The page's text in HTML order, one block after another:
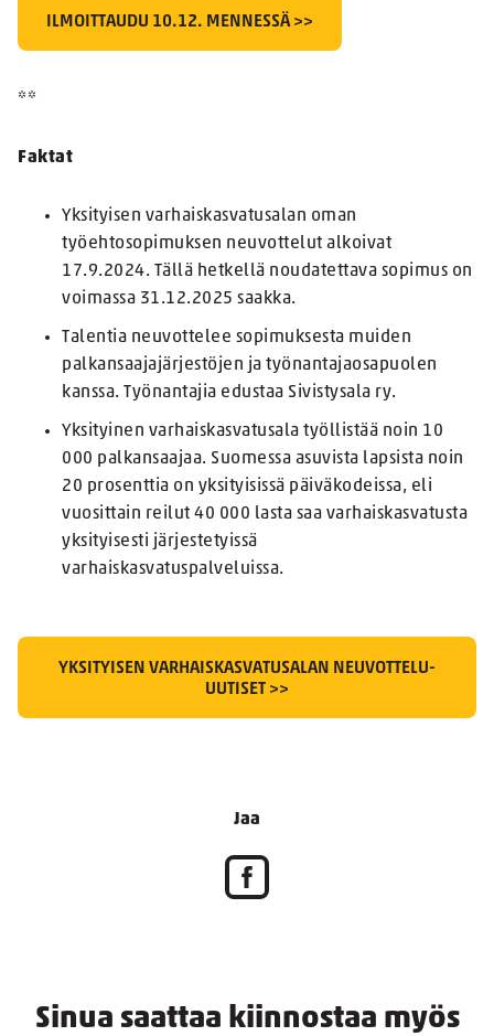
ILMOITTAUDU 10.12. MENNESSÄ >>
**
Faktat
Yksityisen varhaiskasvatusalan oman
työehtosopimuksen neuvottelut alkoivat
17.9.2024. Tällä hetkellä noudatettava sopimus on
voimassa 31.12.2025 saakka.
Talentia neuvottelee sopimuksesta muiden
palkansaajajärjestöjen ja työnantajaosapuolen
kanssa. Työnantajia edustaa Sivistysala ry.
Yksityinen varhaiskasvatusala työllistää noin 10
000 palkansaajaa. Suomessa asuvista lapsista noin
20 prosenttia on yksityisissä päiväkodeissa, eli
vuosittain reilut 40 000 lasta saa varhaiskasvatusta
yksityisesti järjestetyissä
varhaiskasvatuspalveluissa.
YKSITYISEN VARHAISKASVATUSALAN NEUVOTTELU-
UUTISET >>
Jaa
Sinua saattaa kiinnostaa myös